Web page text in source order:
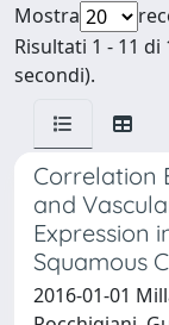
Mostra
Risultati 1 - 11 di
secondi).
Correlation
and
Expression
Squamous
2016-01-01